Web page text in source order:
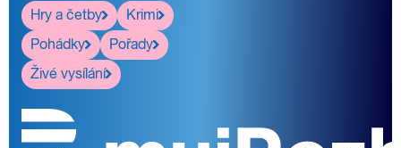
Hry a četby
Krimi
Pohádky
Pořady
Živé vysílání